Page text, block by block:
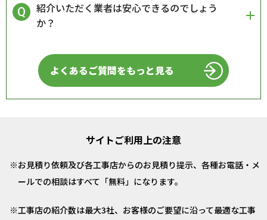
紹介いただく業者は安心できるのでしょう
か？
よくあるご質問をもっと見る
サイトご利用上の注意
お見積り依頼及び各工事店からのお見積り提示、各種お電話・メ
ールでの相談はすべて「無料」になります。
工事店の紹介数は最大3社、お客様のご要望に沿って最適な工事